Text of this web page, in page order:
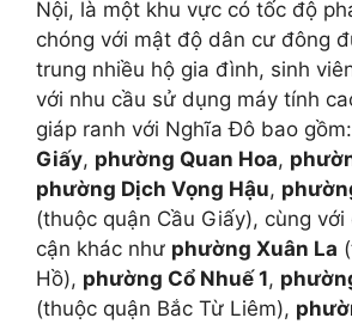
Nội, là một khu vực có tốc độ
chóng với mật độ dân cư đông
trung nhiều hộ gia đình, sinh
với nhu cầu sử dụng máy tính
giáp ranh với Nghĩa Đô bao gồm:
Giấy, phường Quan Hoa,
phường Dịch Vọng Hậu,
(thuộc quận Cầu Giấy), cùng
cận khác như phường Xuân La
Hồ), phường Cổ Nhuế 1,
(thuộc quận Bắc Từ Liêm),